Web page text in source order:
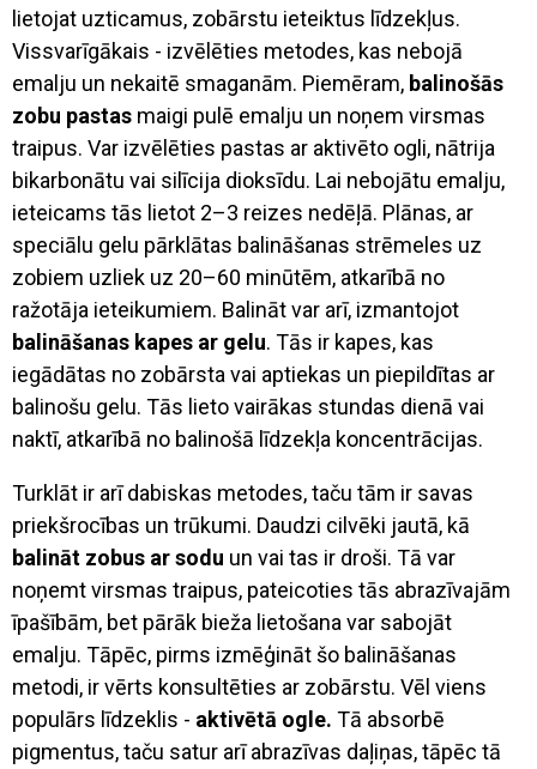
lietojat uzticamus, zobārstu ieteiktus līdzekļus.
Vissvarīgākais - izvēlēties metodes, kas nebojā
emalju un nekaitē smaganām. Piemēram, balinošās
zobu pastas maigi pulē emalju un noņem virsmas
traipus. Var izvēlēties pastas ar aktivēto ogli, nātrija
bikarbonātu vai silīcija dioksīdu. Lai nebojātu emalju,
ieteicams tās lietot 2–3 reizes nedēļā. Plānas, ar
speciālu gelu pārklātas balināšanas strēmeles uz
zobiem uzliek uz 20–60 minūtēm, atkarībā no
ražotāja ieteikumiem. Balināt var arī, izmantojot
balināšanas kapes ar gelu. Tās ir kapes, kas
iegādātas no zobārsta vai aptiekas un piepildītas ar
balinošu gelu. Tās lieto vairākas stundas dienā vai
naktī, atkarībā no balinošā līdzekļa koncentrācijas.
Turklāt ir arī dabiskas metodes, taču tām ir savas
priekšrocības un trūkumi. Daudzi cilvēki jautā, kā
balināt zobus ar sodu un vai tas ir droši. Tā var
noņemt virsmas traipus, pateicoties tās abrazīvajām
īpašībām, bet pārāk bieža lietošana var sabojāt
emalju. Tāpēc, pirms izmēģināt šo balināšanas
metodi, ir vērts konsultēties ar zobārstu. Vēl viens
populārs līdzeklis - aktivētā ogle. Tā absorbē
pigmentus, taču satur arī abrazīvas daļiņas, tāpēc tā